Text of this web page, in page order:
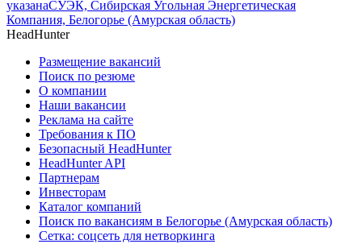
указанаСУЭК, Сибирская Угольная Энергетическая
Компания, Белогорье (Амурская область)
HeadHunter
Размещение вакансий
Поиск по резюме
О компании
Наши вакансии
Реклама на сайте
Требования к ПО
Безопасный HeadHunter
HeadHunter API
Партнерам
Инвесторам
Каталог компаний
Поиск по вакансиям в Белогорье (Амурская область)
Сетка: соцсеть для нетворкинга